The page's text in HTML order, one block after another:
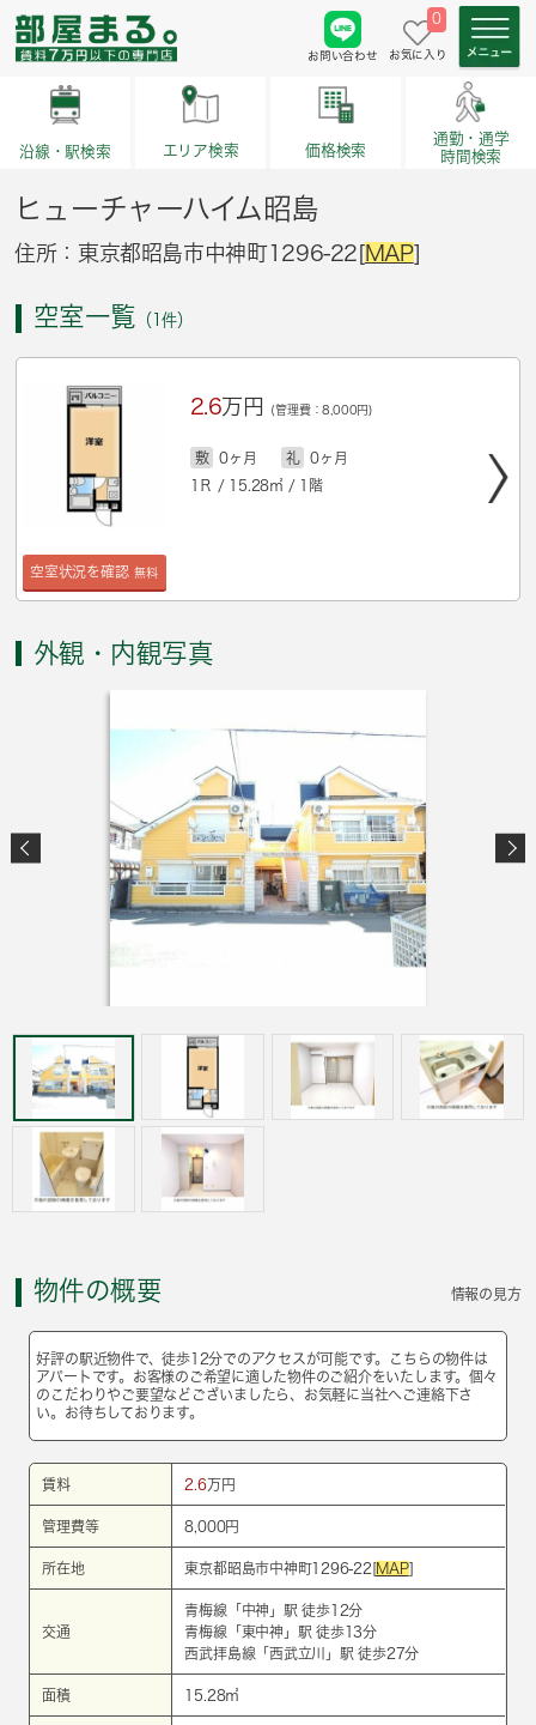
お問い合わせ
0
お気に入り
沿線・駅検索 エリア検索 価格検索
通勤・通学
時間検索
ヒューチャーハイム昭島
住所：東京都昭島市中神町1296-22[MAP]
空室一覧 （1件）
空室状況を確認 無料
2.6万円 (管理費：8,000円)
敷 0ヶ月 礼
0ヶ月
1Ｒ / 15.28㎡ / 1階
外観・内観写真
物件の概要 情報の見方
好評の駅近物件で、徒歩12分でのアクセスが可能です。こちらの物件は
アパートです。お客様のご希望に適した物件のご紹介をいたします。個々
のこだわりやご要望などございましたら、お気軽に当社へご連絡下さ
い。お待ちしております。
賃料 2.6万円
管理費等 8,000円
所在地 東京都昭島市中神町1296-22[ MAP]
交通
青梅線 「 中神 」駅 徒歩12分
青梅線 「 東中神 」駅 徒歩13分
西武拝島線 「 西武立川 」駅 徒歩27分
面積 15.28㎡